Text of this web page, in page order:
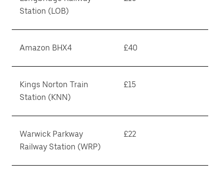
Station (LOB)
Amazon BHX4 £40
Kings Norton Train
Station (KNN)
£15
Warwick Parkway
Railway Station (WRP)
£22